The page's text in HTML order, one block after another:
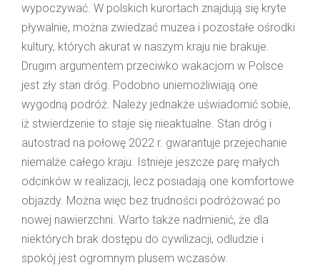
wypoczywać. W polskich kurortach znajdują się kryte
pływalnie, można zwiedzać muzea i pozostałe ośrodki
kultury, których akurat w naszym kraju nie brakuje.
Drugim argumentem przeciwko wakacjom w Polsce
jest zły stan dróg. Podobno uniemożliwiają one
wygodną podróż. Należy jednakże uświadomić sobie,
iż stwierdzenie to staje się nieaktualne. Stan dróg i
autostrad na połowę 2022 r. gwarantuje przejechanie
niemalże całego kraju. Istnieje jeszcze parę małych
odcinków w realizacji, lecz posiadają one komfortowe
objazdy. Można więc bez trudności podróżować po
nowej nawierzchni. Warto także nadmienić, że dla
niektórych brak dostępu do cywilizacji, odludzie i
spokój jest ogromnym plusem wczasów.